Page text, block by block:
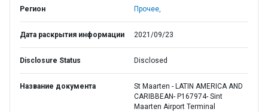
Регион Прочее,
Дата раскрытия информации 2021/09/23
Disclosure Status Disclosed
Название документа
St Maarten - LATIN AMERICA AND
CARIBBEAN- P167974- Sint
Maarten Airport Terminal